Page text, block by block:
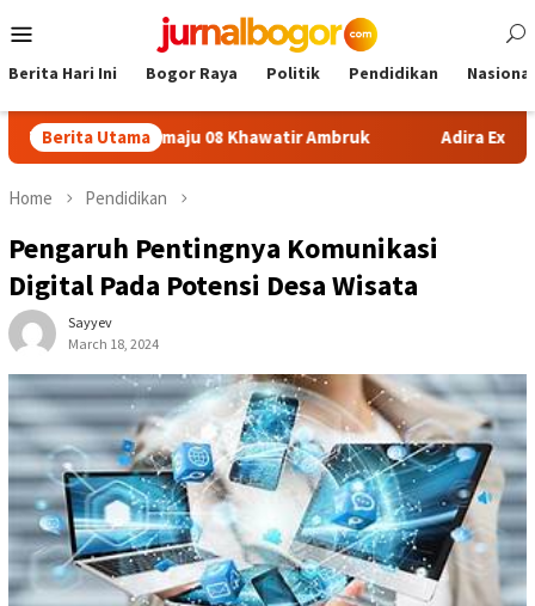
to
Menu
Berita Hari Ini Bogor Raya Politik Pendidikan Nasional
Berita Utama
Sukamaju 08 Khawatir Ambruk Adira Expo Merdeka
Home Pendidikan
Pengaruh Pentingnya Komunikasi
Digital Pada Potensi Desa Wisata
Sayyev
March 18, 2024